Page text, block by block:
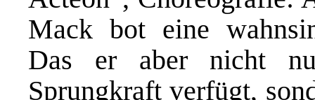
Mack bot eine
Das er aber nicht
Sprungkraft verfügt,